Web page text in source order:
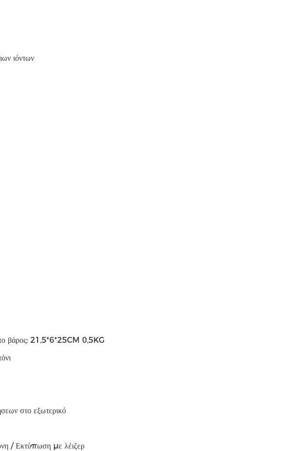
ιόντων
βάρος: 21,5*6*25CM 0,5KG
στο εξωτερικό
/ Εκτύπωση με λέιζερ